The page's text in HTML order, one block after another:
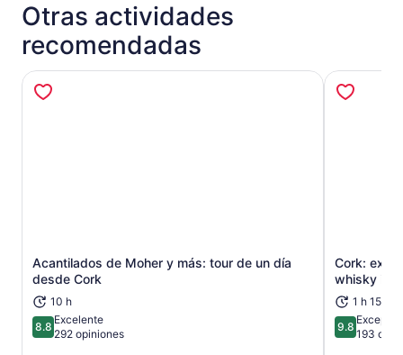
Otras actividades
recomendadas
Acantilados de Moher y más: tour de un día
desde Cork
10 h
8.88.8 de 10
Excelente
292 opiniones
Se abrirá en una nueva pestaña
Cork:
whisky
1 h 15 min
9.89.8 de 10
193